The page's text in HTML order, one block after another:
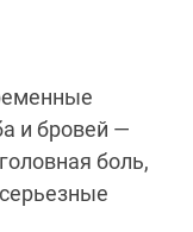
и бровей —
боль,